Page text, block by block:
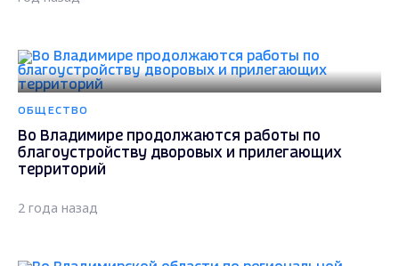
ОБЩЕСТВО
Во Владимире продолжаются работы по
благоустройству дворовых и прилегающих
территорий
2 года назад